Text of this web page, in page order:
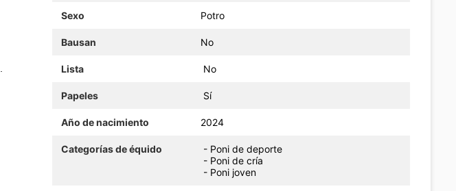
Sexo Potro
Bausan No
Lista No
Papeles Sí
Año de nacimiento 2024
Categorías de équido
- Poni de deporte
- Poni de cría
- Poni joven